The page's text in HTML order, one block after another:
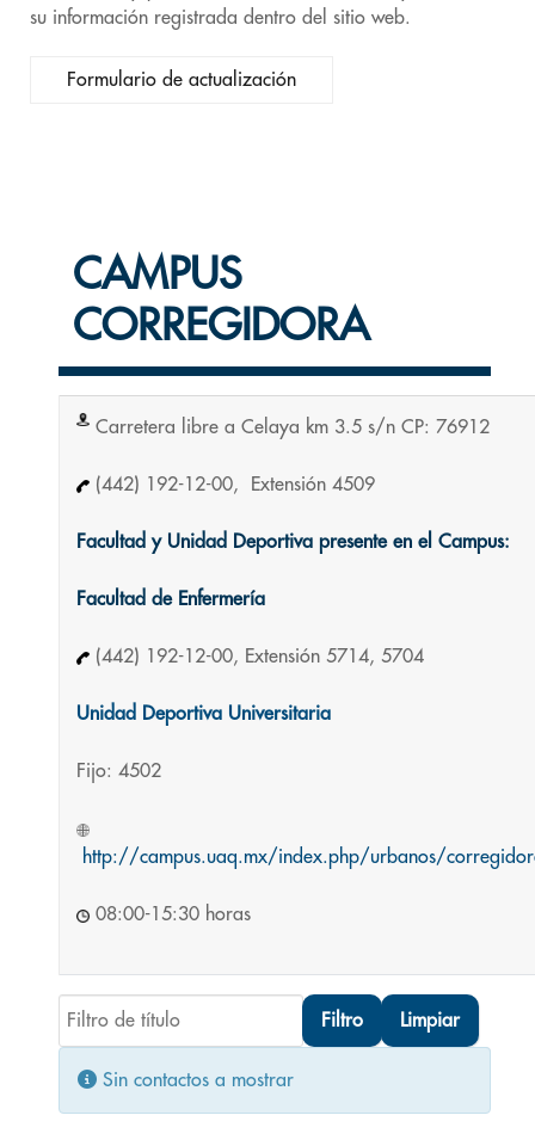
su información registrada dentro del sitio web.
Formulario de actualización
CAMPUS
CORREGIDORA
Carretera libre a Celaya km 3.5 s/n CP: 76912
(442) 192-12-00, Extensión 4509
Facultad y Unidad Deportiva presente en el Campus:
Facultad de Enfermería
(442) 192-12-00, Extensión 5714, 5704
Unidad Deportiva Universitaria
Fijo: 4502
http://campus.uaq.mx/index.php/urbanos/
08:00-15:30 horas
Filtro de título
Filtro Limpiar
Información
Sin contactos a mostrar